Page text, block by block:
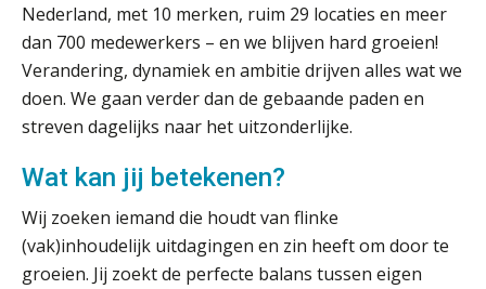
Nederland, met 10 merken, ruim 29 locaties en meer
dan 700 medewerkers – en we blijven hard groeien!
Verandering, dynamiek en ambitie drijven alles wat we
doen. We gaan verder dan de gebaande paden en
streven dagelijks naar het uitzonderlijke.
Wat kan jij betekenen?
Wij zoeken iemand die houdt van flinke
(vak)inhoudelijk uitdagingen en zin heeft om door te
groeien. Jij zoekt de perfecte balans tussen eigen
Blog | Aandachtspunten bij de
transitie in verband met de Wet
toekomst pensioenen voor de
ontslaggrond: zo begeleid je jouw
klant
Duizenden Nederlanders in de knel
door Amerikaanse belastingwet